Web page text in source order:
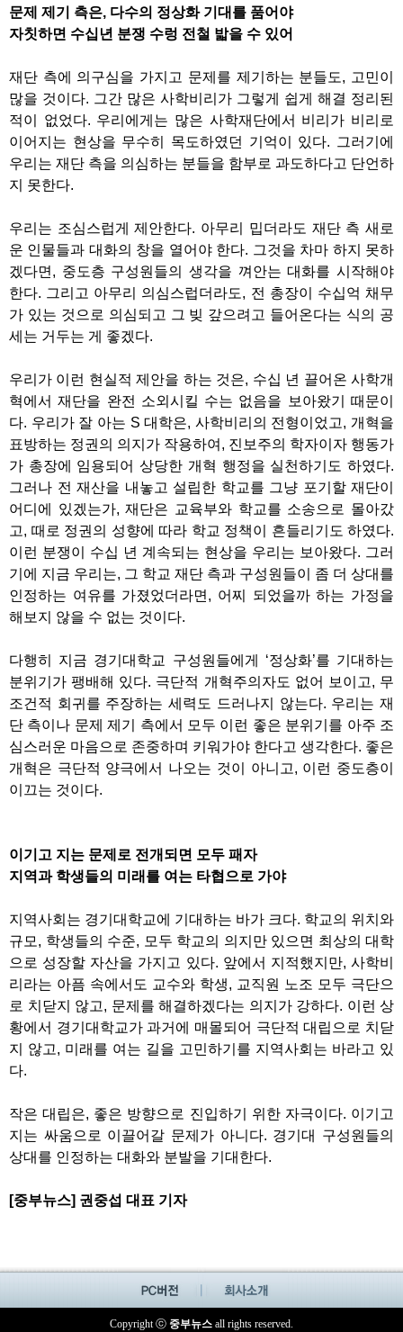
문제 제기 측은, 다수의 정상화 기대를 품어야
자칫하면 수십년 분쟁 수렁 전철 밟을 수 있어
재단 측에 의구심을 가지고 문제를 제기하는 분들도, 고민이
많을 것이다. 그간 많은 사학비리가 그렇게 쉽게 해결 정리된
적이 없었다. 우리에게는 많은 사학재단에서 비리가 비리로
이어지는 현상을 무수히 목도하였던 기억이 있다. 그러기에
우리는 재단 측을 의심하는 분들을 함부로 과도하다고 단언하
지 못한다.
우리는 조심스럽게 제안한다. 아무리 밉더라도 재단 측 새로
운 인물들과 대화의 창을 열어야 한다. 그것을 차마 하지 못하
겠다면 , 중도층 구성원들의 생각을 껴안는 대화를 시작해야
한다. 그리고 아무리 의심스럽더라도, 전 총장이 수십억 채무
가 있는 것으로 의심되고 그 빚 갚으려고 들어온다는 식의 공
세는 거두는 게 좋겠다.
우리가 이런 현실적 제안을 하는 것은, 수십 년 끌어온 사학개
혁에서 재단을 완전 소외시킬 수는 없음을 보아왔기 때문이
다. 우리가 잘 아는 S대학은, 사학비리의 전형이었고, 개혁을
표방하는 정권의 의지가 작용하여 , 진보주의 학자이자 행동가
가 총장에 임용되어 상당한 개혁 행정을 실천하기도 하였다.
그러나 전 재산을 내놓고 설립한 학교를 그냥 포기할 재단이
어디에 있겠는가,재단은 교육부와 학교를 소송으로 몰아갔
고, 때로 정권의 성향에 따라 학교 정책이 흔들리기도 하였다.
이런 분쟁이 수십 년 계속되는 현상을 우리는 보아왔다. 그러
기에 지금 우리는, 그 학교 재단 측과 구성원들이 좀 더 상대를
인정하는 여유를 가졌었더라면 , 어찌 되었을까 하는 가정을
해보지 않을 수 없는 것이다.
다행히 지금 경기대학교 구성원들에게 ‘정상화’를 기대하는
분위기가 팽배해 있다. 극단적 개혁주의자도 없어 보이고, 무
조건적 회귀를 주장하는 세력도 드러나지 않는다. 우리는 재
단 측이나 문제 제기 측에서 모두 이런 좋은 분위기를 아주 조
심스러운 마음으로 존중하며 키워가야 한다고 생각한다. 좋은
개혁은 극단적 양극에서 나오는 것이 아니고, 이런 중도층이
이끄는 것이다.
이기고 지는 문제로 전개되면 모두 패자
지역과 학생들의 미래를 여는 타협으로 가야
지역사회는 경기대학교에 기대하는 바가 크다. 학교의 위치와
규모 , 학생들의 수준, 모두 학교의 의지만 있으면 최상의 대학
으로 성장할 자산을 가지고 있다. 앞에서 지적했지만,사학비
리라는 아픔 속에서도 교수와 학생, 교직원 노조 모두 극단으
로 치닫지 않고, 문제를 해결하겠다는 의지가 강하다. 이런 상
황에서 경기대학교가 과거에 매몰되어 극단적 대립으로 치닫
지 않고, 미래를 여는 길을 고민하기를 지역사회는 바라고 있
다.
작은 대립은, 좋은 방향으로 진입하기 위한 자극이다. 이기고
지는 싸움으로 이끌어갈 문제가 아니다. 경기대 구성원들의
상대를 인정하는 대화와 분발을 기대한다.
[중부뉴스] 권중섭 대표 기자
Copyright ⓒ 중부뉴스 all rights reserved.